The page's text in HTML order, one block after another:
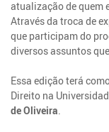
atualização de quem
Através da troca de
que participam do
diversos assuntos
Essa edição terá
Direito na
de Oliveira